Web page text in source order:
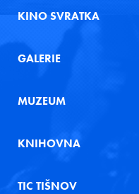
KINO SVRATKA
GALERIE
MUZEUM
KNIHOVNA
TIC TIŠNOV